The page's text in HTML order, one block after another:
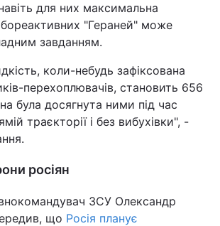
для них максимальна
"Гераней" може
завданням.
коли-небудь зафіксована
перехоплювачів, становить 656
була досягнута ними під час
траєкторії і без вибухівки", -
росіян
ЗСУ Олександр
що Росія планує